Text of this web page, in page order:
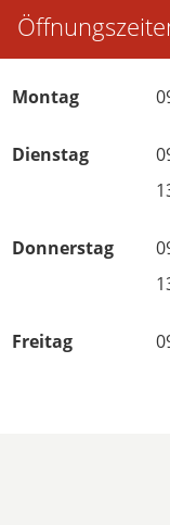
Montag
Dienstag
Donnerstag
Freitag